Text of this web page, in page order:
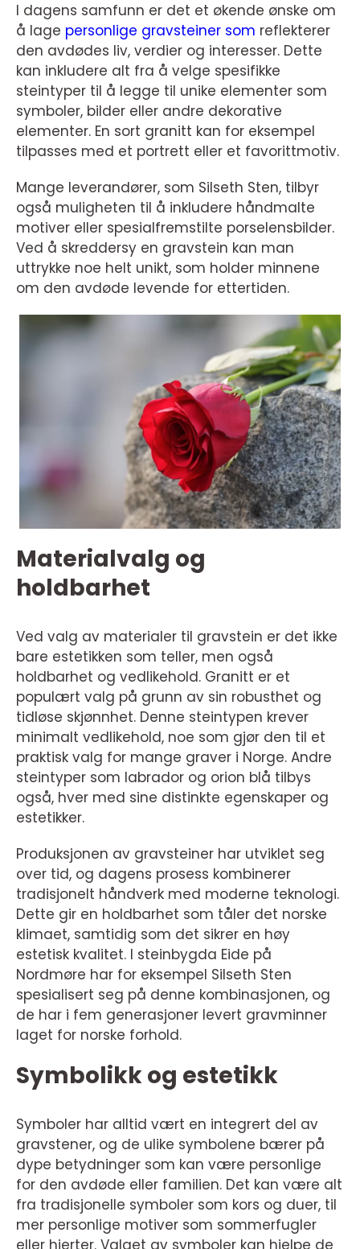
I dagens samfunn er det et økende ønske om
å lage personlige gravsteiner som reflekterer
den avdødes liv, verdier og interesser. Dette
kan inkludere alt fra å velge spesifikke
steintyper til å legge til unike elementer som
symboler, bilder eller andre dekorative
elementer. En sort granitt kan for eksempel
tilpasses med et portrett eller et favorittmotiv.
Mange leverandører, som Silseth Sten, tilbyr
også muligheten til å inkludere håndmalte
motiver eller spesialfremstilte porselensbilder.
Ved å skreddersy en gravstein kan man
uttrykke noe helt unikt, som holder minnene
om den avdøde levende for ettertiden.
Materialvalg og
holdbarhet
Ved valg av materialer til gravstein er det ikke
bare estetikken som teller, men også
holdbarhet og vedlikehold. Granitt er et
populært valg på grunn av sin robusthet og
tidløse skjønnhet. Denne steintypen krever
minimalt vedlikehold, noe som gjør den til et
praktisk valg for mange graver i Norge. Andre
steintyper som labrador og orion blå tilbys
også, hver med sine distinkte egenskaper og
estetikker.
Produksjonen av gravsteiner har utviklet seg
over tid, og dagens prosess kombinerer
tradisjonelt håndverk med moderne teknologi.
Dette gir en holdbarhet som tåler det norske
klimaet, samtidig som det sikrer en høy
estetisk kvalitet. I steinbygda Eide på
Nordmøre har for eksempel Silseth Sten
spesialisert seg på denne kombinasjonen, og
de har i fem generasjoner levert gravminner
laget for norske forhold.
Symbolikk og estetikk
Symboler har alltid vært en integrert del av
gravstener, og de ulike symbolene bærer på
dype betydninger som kan være personlige
for den avdøde eller familien. Det kan være alt
fra tradisjonelle symboler som kors og duer, til
mer personlige motiver som sommerfugler